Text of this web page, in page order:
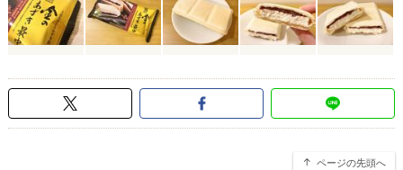
ページの先頭へ